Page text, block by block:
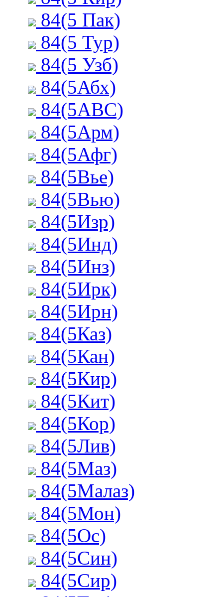
84(5 Пак)
84(5 Тур)
84(5 Узб)
84(5Абх)
84(5АВС)
84(5Арм)
84(5Афг)
84(5Вье)
84(5Вью)
84(5Изр)
84(5Инд)
84(5Инз)
84(5Ирк)
84(5Ирн)
84(5Каз)
84(5Кан)
84(5Кир)
84(5Кит)
84(5Кор)
84(5Лив)
84(5Маз)
84(5Малаз)
84(5Мон)
84(5Ос)
84(5Син)
84(5Сир)